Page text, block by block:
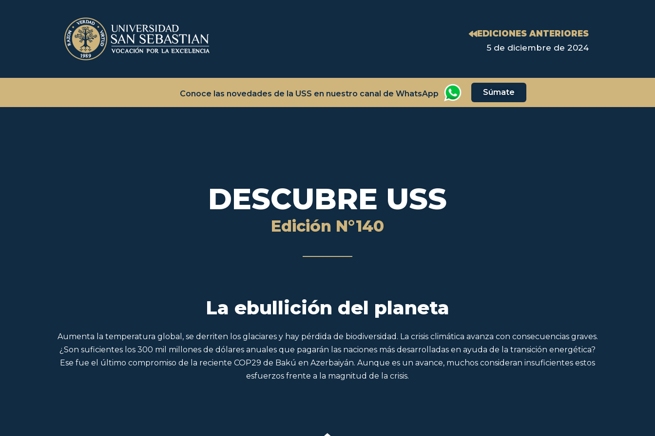
EDICIONES ANTERIORES
5 de diciembre de 2024
Conoce las novedades de la USS en nuestro canal de WhatsApp Súmate
DESCUBRE USS
Edición N°140
La ebullición del planeta
Aumenta la temperatura global, se derriten los glaciares y hay pérdida de biodiversidad. La crisis climática avanza con consecuencias graves.
¿Son suficientes los 300 mil millones de dólares anuales que pagarán las naciones más desarrolladas en ayuda de la transición energética?
Ese fue el último compromiso de la reciente COP29 de Bakú en Azerbaiyán. Aunque es un avance, muchos consideran insuficientes estos
esfuerzos frente a la magnitud de la crisis.